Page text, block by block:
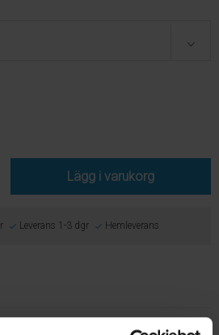
Lägg i varukorg
Leverans 1-3 dgr Hemleverans
barn med praktisk huva